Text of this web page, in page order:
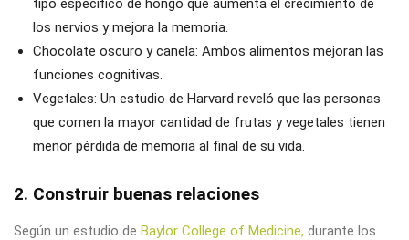
tipo específico de hongo que aumenta el crecimiento de
los nervios y mejora la memoria.
Chocolate oscuro y canela: Ambos alimentos mejoran las
funciones cognitivas.
Vegetales: Un estudio de Harvard reveló que las personas
que comen la mayor cantidad de frutas y vegetales tienen
menor pérdida de memoria al final de su vida.
2. Construir buenas relaciones
Según un estudio de Baylor College of Medicine, durante los